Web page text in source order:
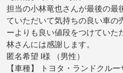
担当の小林竜也さんが最後の最
ていただいて気持ちの良い車の
ーよりも良い値段をつけていた
林さんには感謝します。
匿名希望 I様 （男性）
【車種】 トヨタ・ランドクルー